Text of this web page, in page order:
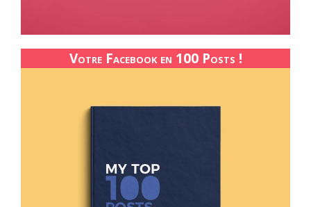
Votre Facebook en 100 Posts !